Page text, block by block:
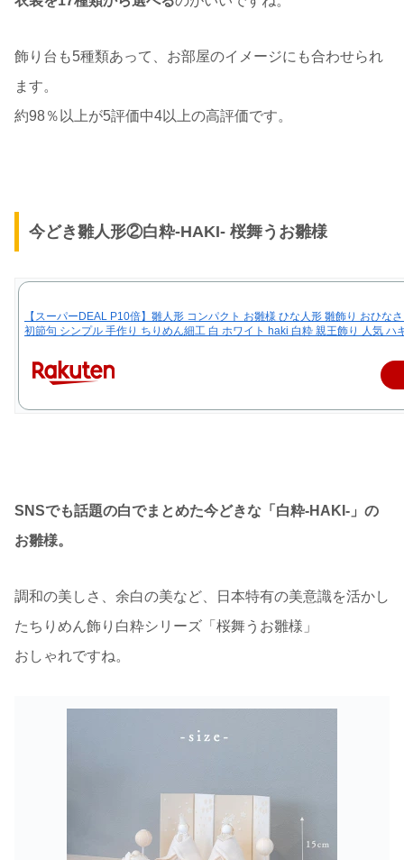
飾り台も5種類あって、お部屋のイメージにも合わせられ
ます。
約98％以上が5評価中4以上の高評価です。
今どき雛人形②白粋-HAKI- 桜舞うお雛様
【スーパーDEAL P10倍】雛人形 コンパクト お雛様 ひな人形 雛飾り おひ
初節句 シンプル 手作り ちりめん細工 白 ホワイト haki 白粋 親王飾り 人気 ハ
SNSでも話題の白でまとめた今どきな「白粋-HAKI-」の
お雛様。
調和の美しさ、余白の美など、日本特有の美意識を活かし
たちりめん飾り白粋シリーズ「桜舞うお雛様」
おしゃれですね。